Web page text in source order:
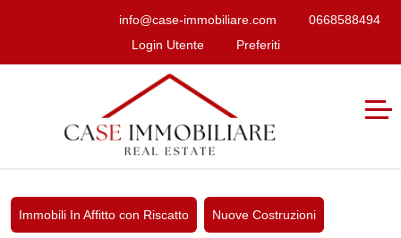
info@case-immobiliare.com
0668588494
Login Utente
Preferiti
Immobili In Affitto con Riscatto Nuove Costruzioni